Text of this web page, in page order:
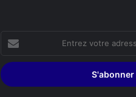
votre
adresse
Email